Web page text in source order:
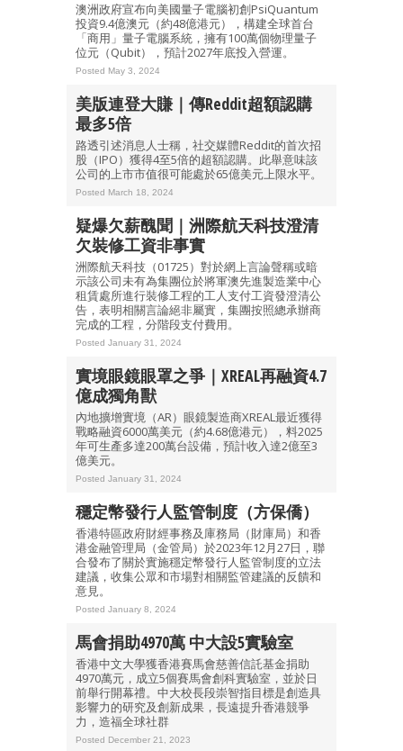
澳洲政府宣布向美國量子電腦初創PsiQuantum
投資9.4億澳元（約48億港元），構建全球首台
「商用」量子電腦系統，擁有100萬個物理量子
位元（Qubit），預計2027年底投入營運。
Posted May 3, 2024
美版連登大賺｜傳Reddit超額認購
最多5倍
路透引述消息人士稱，社交媒體Reddit的首次招
股（IPO）獲得4至5倍的超額認購。此舉意味該
公司的上市市值很可能處於65億美元上限水平。
Posted March 18, 2024
疑爆欠薪醜聞｜洲際航天科技澄清
欠裝修工資非事實
洲際航天科技（01725）對於網上言論聲稱或暗
示該公司未有為集團位於將軍澳先進製造業中心
租賃處所進行裝修工程的工人支付工資發澄清公
告，表明相關言論絕非屬實，集團按照總承辦商
完成的工程，分階段支付費用。
Posted January 31, 2024
實境眼鏡眼罩之爭｜XREAL再融資4.7
億成獨角獸
內地擴增實境（AR）眼鏡製造商XREAL最近獲得
戰略融資6000萬美元（約4.68億港元），料2025
年可生產多達200萬台設備，預計收入達2億至3
億美元。
Posted January 31, 2024
穩定幣發行人監管制度（方保僑）
香港特區政府財經事務及庫務局（財庫局）和香
港金融管理局（金管局）於2023年12月27日，聯
合發布了關於實施穩定幣發行人監管制度的立法
建議，收集公眾和市場對相關監管建議的反饋和
意見。
Posted January 8, 2024
馬會捐助4970萬 中大設5實驗室
香港中文大學獲香港賽馬會慈善信託基金捐助
4970萬元，成立5個賽馬會創科實驗室，並於日
前舉行開幕禮。中大校長段崇智指目標是創造具
影響力的研究及創新成果，長遠提升香港競爭
力，造福全球社群
Posted December 21, 2023